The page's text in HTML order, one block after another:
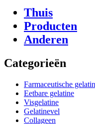
Thuis
Producten
Anderen
Categorieën
Farmaceutische
Eetbare gelatine
Visgelatine
Gelatinevel
Collageen